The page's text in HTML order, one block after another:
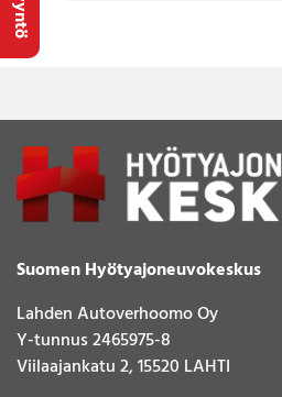
Suomen Hyötyajoneuvokeskus
Lahden Autoverhoomo Oy
Y-tunnus 2465975-8
Viilaajankatu 2, 15520 LAHTI